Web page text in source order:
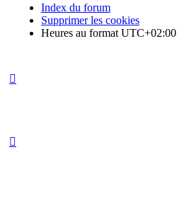
Index du forum
Supprimer les cookies
Heures au format UTC+02:00